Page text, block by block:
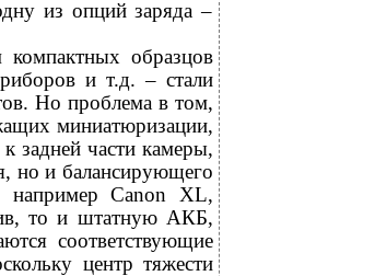
из опций заряда –
компактных образцов
и т.д. – стали
Но проблема в том,
миниатюризации,
задней части камеры,
но и балансирующего
например Canon XL,
то и штатную АКБ,
соответствующие
центр тяжести